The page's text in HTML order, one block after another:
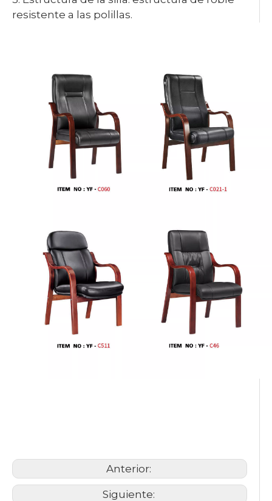
resistente a las polillas.
Anterior:
Siguiente: